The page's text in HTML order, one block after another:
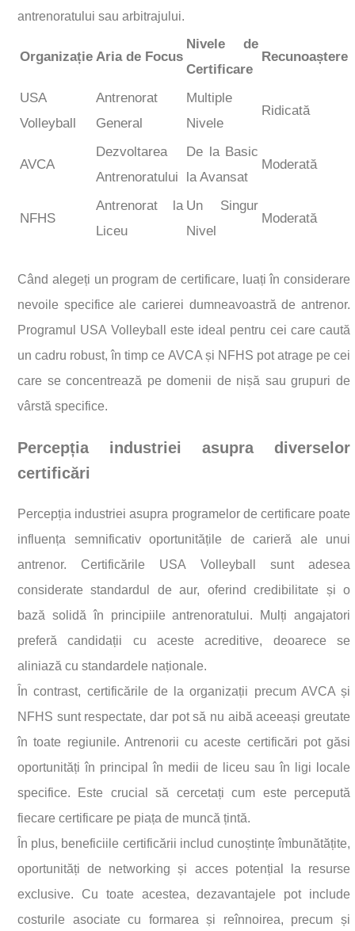
antrenoratului sau arbitrajului.
Organizație Aria de Focus
Nivele de
Certificare
Recunoaștere
USA
Volleyball
Antrenorat
General
Multiple
Nivele
Ridicată
AVCA
Dezvoltarea
Antrenoratului
De la Basic
la Avansat
Moderată
NFHS
Antrenorat la
Liceu
Un Singur
Nivel
Moderată
Când alegeți un program de certificare, luați în considerare
nevoile specifice ale carierei dumneavoastră de antrenor.
Programul USA Volleyball este ideal pentru cei care caută
un cadru robust, în timp ce AVCA și NFHS pot atrage pe cei
care se concentrează pe domenii de nișă sau grupuri de
vârstă specifice.
Percepția industriei asupra diverselor
certificări
Percepția industriei asupra programelor de certificare poate
influența semnificativ oportunitățile de carieră ale unui
antrenor. Certificările USA Volleyball sunt adesea
considerate standardul de aur, oferind credibilitate și o
bază solidă în principiile antrenoratului. Mulți angajatori
preferă candidații cu aceste acreditive, deoarece se
aliniază cu standardele naționale.
În contrast, certificările de la organizații precum AVCA și
NFHS sunt respectate, dar pot să nu aibă aceeași greutate
în toate regiunile. Antrenorii cu aceste certificări pot găsi
oportunități în principal în medii de liceu sau în ligi locale
specifice. Este crucial să cercetați cum este percepută
fiecare certificare pe piața de muncă țintă.
În plus, beneficiile certificării includ cunoștințe îmbunătățite,
oportunități de networking și acces potențial la resurse
exclusive. Cu toate acestea, dezavantajele pot include
costurile asociate cu formarea și reînnoirea, precum și